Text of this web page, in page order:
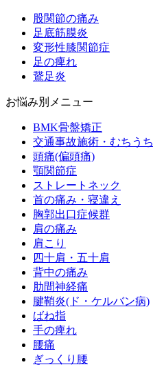
股関節の痛み
足底筋膜炎
変形性膝関節症
足の痺れ
鵞足炎
お悩み別メニュー
BMK骨盤矯正
交通事故施術・むちうち
頭痛(偏頭痛)
顎関節症
ストレートネック
首の痛み・寝違え
胸郭出口症候群
肩の痛み
肩こり
四十肩・五十肩
背中の痛み
肋間神経痛
腱鞘炎(ド・ケルバン病)
ばね指
手の痺れ
腰痛
ぎっくり腰